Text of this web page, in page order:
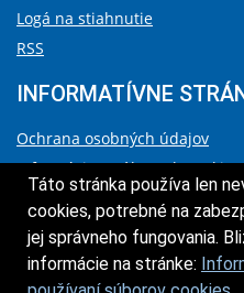
Táto stránka používa len
cookies, potrebné na
jej správneho fungovania.
informácie na stránke:
Logá na stiahnutie
RSS
INFORMATÍVNE
Ochrana osobných údajov
Informácie o súboroch cookies
Vyhlásenie o prístupnosti
Správca obsahu a technický
© 2026 Agentúra na